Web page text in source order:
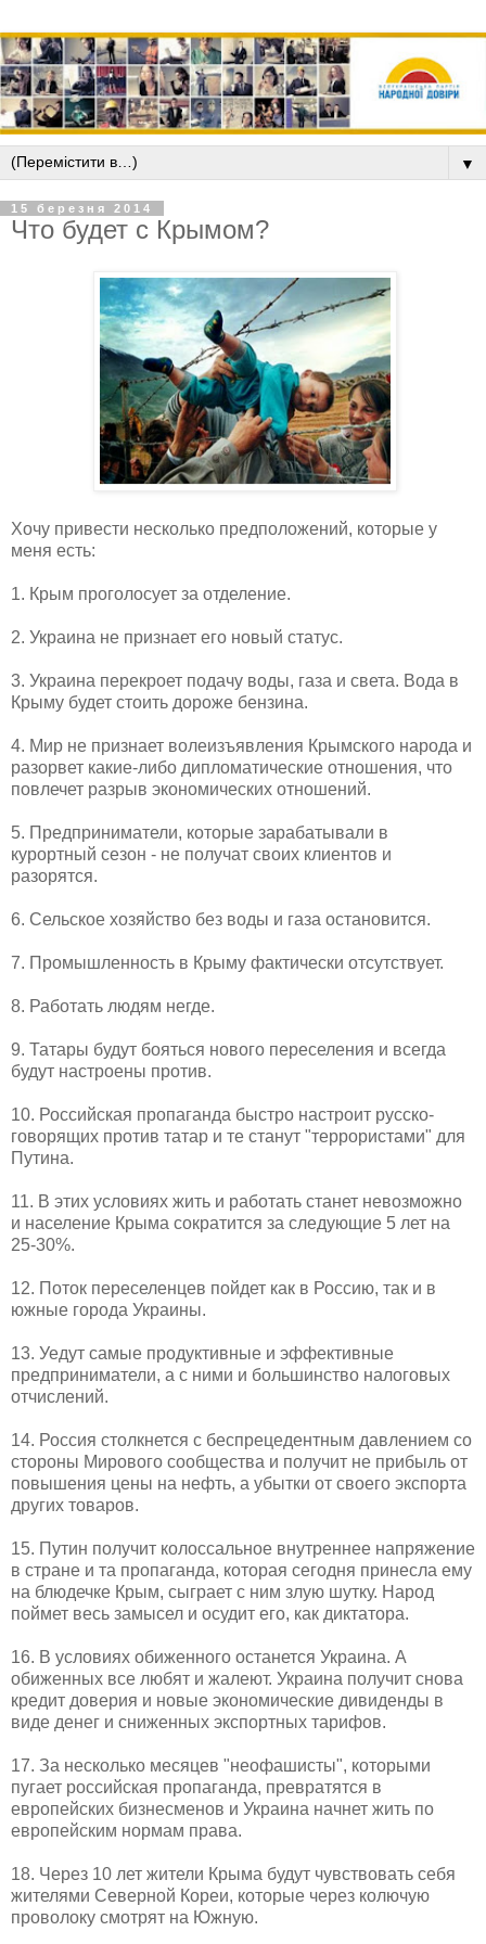
▼
15 березня 2014
Что будет с Крымом?
Хочу привести несколько предположений, которые у
меня есть:
1. Крым проголосует за отделение.
2. Украина не признает его новый статус.
3. Украина перекроет подачу воды, газа и света. Вода в
Крыму будет стоить дороже бензина.
4. Мир не признает волеизъявления Крымского народа и
разорвет какие-либо дипломатические отношения, что
повлечет разрыв экономических отношений.
5. Предприниматели, которые зарабатывали в
курортный сезон - не получат своих клиентов и
разорятся.
6. Сельское хозяйство без воды и газа остановится.
7. Промышленность в Крыму фактически отсутствует.
8. Работать людям негде.
9. Татары будут бояться нового переселения и всегда
будут настроены против.
10. Российская пропаганда быстро настроит русско-
говорящих против татар и те станут "террористами" для
Путина.
11. В этих условиях жить и работать станет невозможно
и население Крыма сократится за следующие 5 лет на
25-30%.
12. Поток переселенцев пойдет как в Россию, так и в
южные города Украины.
13. Уедут самые продуктивные и эффективные
предприниматели, а с ними и большинство налоговых
отчислений.
14. Россия столкнется с беспрецедентным давлением со
стороны Мирового сообщества и получит не прибыль от
повышения цены на нефть, а убытки от своего экспорта
других товаров.
15. Путин получит колоссальное внутреннее напряжение
в стране и та пропаганда, которая сегодня принесла ему
на блюдечке Крым, сыграет с ним злую шутку. Народ
поймет весь замысел и осудит его, как диктатора.
16. В условиях обиженного останется Украина. А
обиженных все любят и жалеют. Украина получит снова
кредит доверия и новые экономические дивиденды в
виде денег и сниженных экспортных тарифов.
17. За несколько месяцев "неофашисты", которыми
пугает российская пропаганда, превратятся в
европейских бизнесменов и Украина начнет жить по
европейским нормам права.
18. Через 10 лет жители Крыма будут чувствовать себя
жителями Северной Кореи, которые через колючую
проволоку смотрят на Южную.